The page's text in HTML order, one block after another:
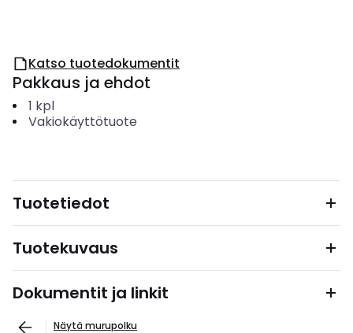
Katso tuotedokumentit
Pakkaus ja ehdot
1 kpl
Vakiokäyttötuote
Tuotetiedot
Tuotekuvaus
Dokumentit ja linkit
Näytä murupolku